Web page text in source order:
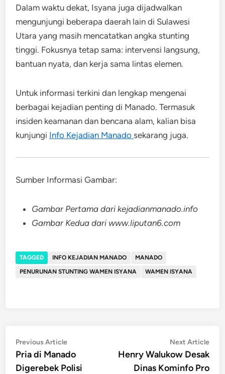
Dalam waktu dekat, Isyana juga dijadwalkan
mengunjungi beberapa daerah lain di Sulawesi
Utara yang masih mencatatkan angka stunting
tinggi. Fokusnya tetap sama: intervensi langsung,
bantuan nyata, dan kerja sama lintas elemen.
Untuk informasi terkini dan lengkap mengenai
berbagai kejadian penting di Manado. Termasuk
insiden keamanan dan bencana alam, kalian bisa
kunjungi Info Kejadian Manado sekarang juga.
Sumber Informasi Gambar:
Gambar Pertama dari kejadianmanado.info
Gambar Kedua dari www.liputan6.com
TAGGED INFO KEJADIAN MANADO
MANADO
PENURUNAN STUNTING WAMEN ISYANA
WAMEN ISYANA
Post
navigation
Previous ArticlePrevious
article:
Pria di Manado
Digerebek Polisi
Next Article
Henry Walukow Desak
Dinas Kominfo Pro